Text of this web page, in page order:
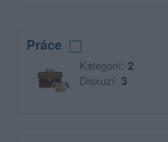
Práce
Kategorií: 2
Diskuzí: 3